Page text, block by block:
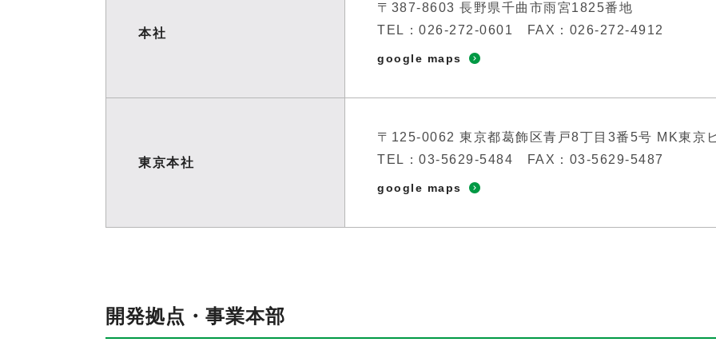
本社
〒387-8603 長野県千曲市雨宮1825番地
TEL：026-272-0601
FAX：026-272-4912
google maps
東京本社
〒125-0062 東京都葛飾区青戸8丁目3番5号 MK東京
TEL：03-5629-5484
FAX：03-5629-5487
google maps
開発拠点・事業本部